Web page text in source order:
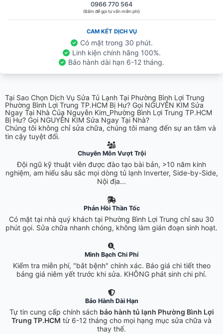
0966 770 564
(Bấm để gọi tư vấn miễn phí)
CAM KẾT DỊCH VỤ
Có mặt trong 30 phút.
Linh kiện chính hãng 100%.
Bảo hành dài hạn 6-12 tháng.
Tại Sao Chọn Dịch Vụ Sửa Tủ Lạnh Tại Phường Bình Lợi Trung
Phường Bình Lợi Trung TP.HCM Bị Hư? Gọi NGUYỄN KIM Sửa
Ngay Tại Nhà Của Nguyễn Kim_Phường Bình Lợi Trung TP.HCM
Bị Hư? Gọi NGUYỄN KIM Sửa Ngay Tại Nhà?
Chúng tôi không chỉ sửa chữa, chúng tôi mang đến sự an tâm và
tin cậy tuyệt đối.
Chuyên Môn Vượt Trội
Đội ngũ kỹ thuật viên được đào tạo bài bản, >10 năm kinh
nghiệm, am hiểu sâu sắc mọi dòng tủ lạnh Inverter, Side-by-Side,
Nội địa...
Phản Hồi Thần Tốc
Có mặt tại nhà quý khách tại Phường Bình Lợi Trung chỉ sau 30
phút gọi. Sửa chữa nhanh chóng, không làm gián đoạn sinh hoạt.
Minh Bạch Chi Phí
Kiểm tra miễn phí, "bắt bệnh" chính xác. Báo giá chi tiết theo
bảng giá niêm yết trước khi sửa. KHÔNG phát sinh chi phí.
Bảo Hành Dài Hạn
Tự tin cung cấp chính sách bảo hành tủ lạnh Phường Bình Lợi
Trung TP.HCM từ 6-12 tháng cho mọi hạng mục sửa chữa và
thay thế.